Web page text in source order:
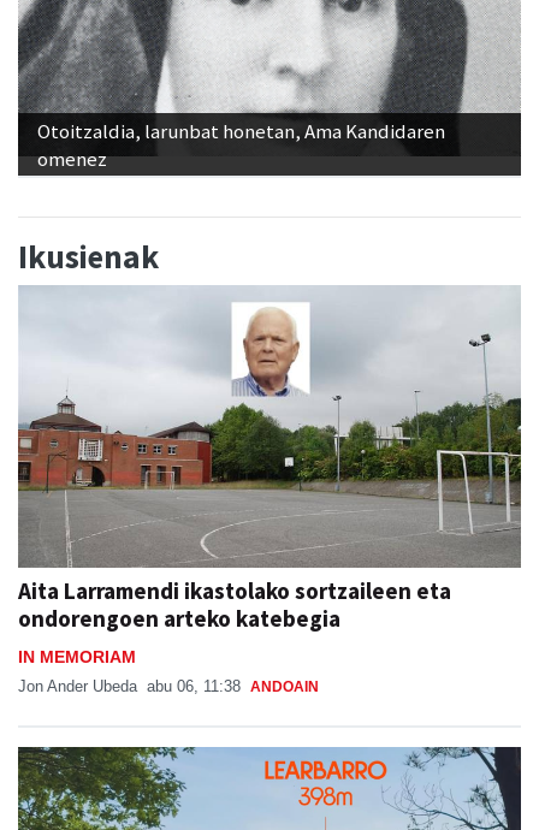
Otoitzaldia, larunbat honetan, Ama Kandidaren
omenez
Ikusienak
Aita Larramendi ikastolako sortzaileen eta
ondorengoen arteko katebegia
IN MEMORIAM
Jon Ander Ubeda abu 06, 11:38 ANDOAIN